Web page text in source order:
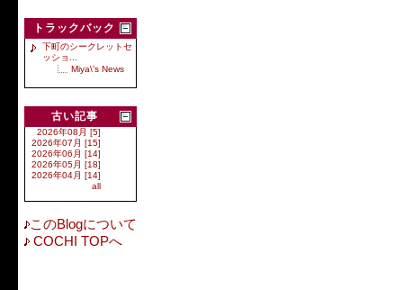
トラックバック
下町のシークレットセ
ッショ...
Miya\'s News
古い記事
2026年08月 [5]
2026年07月 [15]
2026年06月 [14]
2026年05月 [18]
2026年04月 [14]
all
このBlogについて
COCHI TOPへ